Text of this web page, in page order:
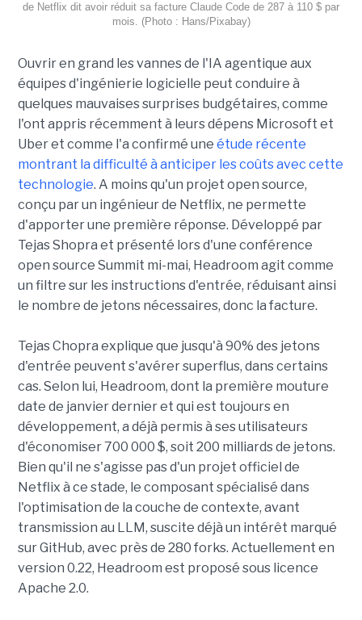
de Netflix dit avoir réduit sa facture Claude Code de 287 à 110 $ par
mois. (Photo : Hans/Pixabay)
Ouvrir en grand les vannes de l'IA agentique aux
équipes d'ingénierie logicielle peut conduire à
quelques mauvaises surprises budgétaires, comme
l'ont appris récemment à leurs dépens Microsoft et
Uber et comme l'a confirmé une étude récente
montrant la difficulté à anticiper les coûts avec cette
technologie. A moins qu'un projet open source,
conçu par un ingénieur de Netflix, ne permette
d'apporter une première réponse. Développé par
Tejas Shopra et présenté lors d'une conférence
open source Summit mi-mai, Headroom agit comme
un filtre sur les instructions d'entrée, réduisant ainsi
le nombre de jetons nécessaires, donc la facture.
Tejas Chopra explique que jusqu'à 90% des jetons
d'entrée peuvent s'avérer superflus, dans certains
cas. Selon lui, Headroom, dont la première mouture
date de janvier dernier et qui est toujours en
développement, a déjà permis à ses utilisateurs
d'économiser 700 000 $, soit 200 milliards de jetons.
Bien qu'il ne s'agisse pas d'un projet officiel de
Netflix à ce stade, le composant spécialisé dans
l'optimisation de la couche de contexte, avant
transmission au LLM, suscite déjà un intérêt marqué
sur GitHub, avec près de 280 forks. Actuellement en
version 0.22, Headroom est proposé sous licence
Apache 2.0.